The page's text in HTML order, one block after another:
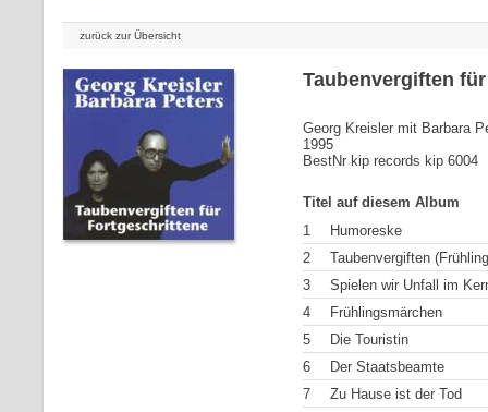
zurück zur Übersicht
Taubenvergiften
Georg Kreisler mit Barbara
1995
BestNr kip records kip 6004
Titel auf diesem Album
1
Humoreske
2
Taubenvergiften
3
Spielen wir Unfall im
4
Frühlingsmärchen
5
Die Touristin
6
Der Staatsbeamte
7
Zu Hause ist der Tod